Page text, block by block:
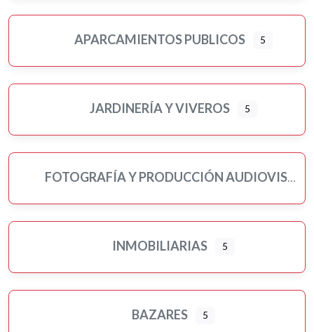
APARCAMIENTOS PUBLICOS 5
JARDINERÍA Y VIVEROS 5
FOTOGRAFÍA Y PRODUCCIÓN AUDIOVISUAL
INMOBILIARIAS 5
BAZARES 5